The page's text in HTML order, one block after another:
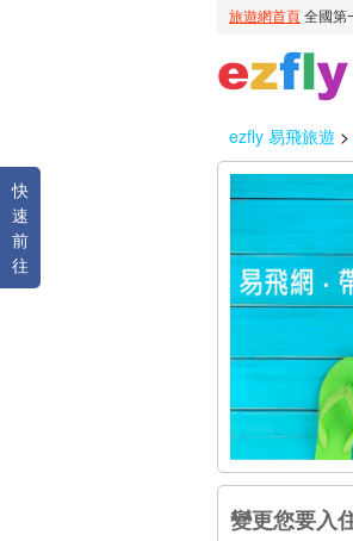
ezfly 易飛旅遊 >
快
速
前
往
變更您要入